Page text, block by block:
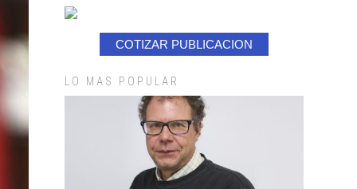
COTIZAR PUBLICACION
LO MAS POPULAR